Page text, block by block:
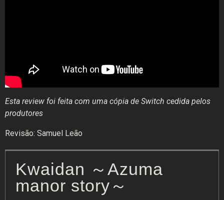
Esta review foi feita com uma cópia de Switch cedida pelos
produtores
Revisão: Samuel Leão
Kwaidan ～Azuma
manor story～